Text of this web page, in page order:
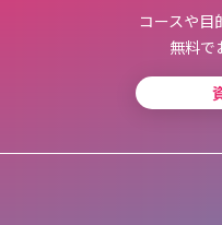
コースや目
無料で